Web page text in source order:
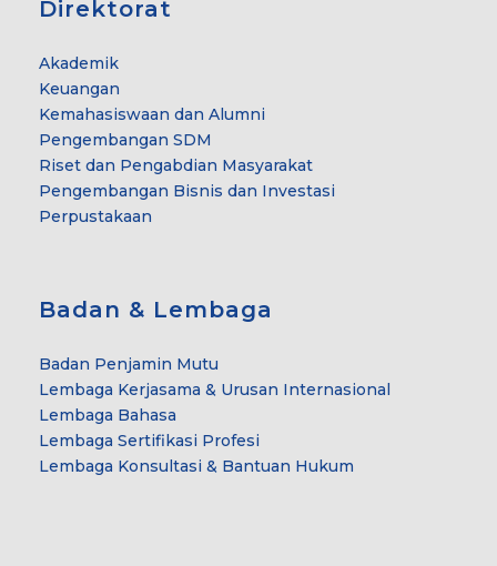
Direktorat
Akademik
Keuangan
Kemahasiswaan dan Alumni
Pengembangan SDM
Riset dan Pengabdian Masyarakat
Pengembangan Bisnis dan Investasi
Perpustakaan
Badan & Lembaga
Badan Penjamin Mutu
Lembaga Kerjasama & Urusan Internasional
Lembaga Bahasa
Lembaga Sertifikasi Profesi
Lembaga Konsultasi & Bantuan Hukum